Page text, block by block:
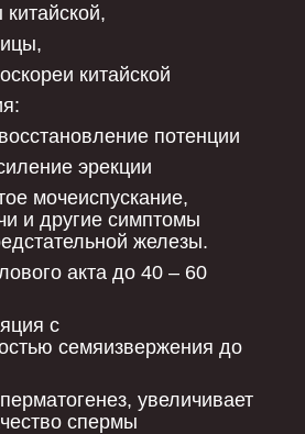
китайской
потенции
эрекции
мочеиспускание,
и другие симптомы
железы.
акта до 40 – 60
с
семяизвержения до
увеличивает
спермы